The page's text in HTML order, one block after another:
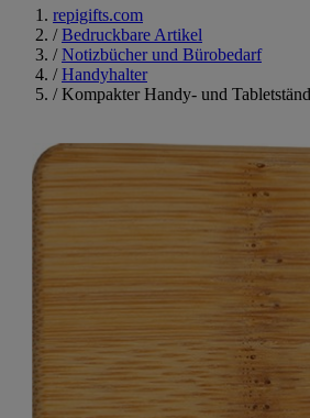
repigifts.com
/ Bedruckbare Artikel
/ Notizbücher und Bürobedarf
/ Handyhalter
/ Kompakter Handy- und